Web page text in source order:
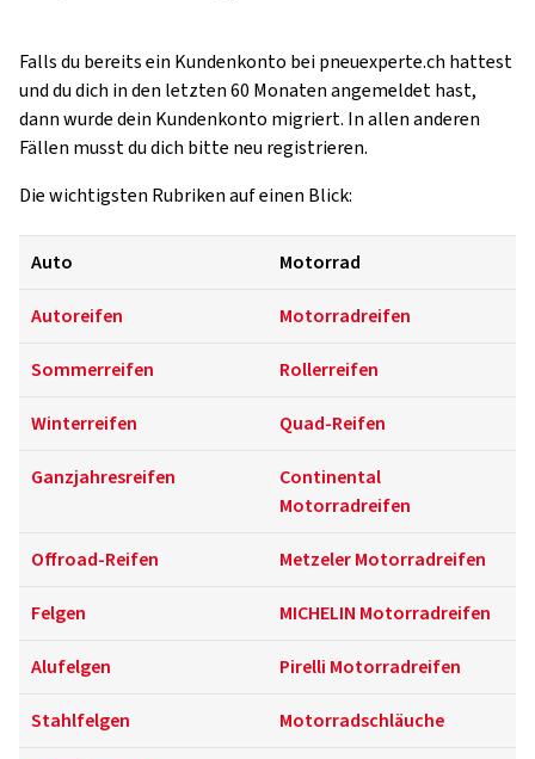
Falls du bereits ein Kundenkonto bei pneuexperte.ch hattest
und du dich in den letzten 60 Monaten angemeldet hast,
dann wurde dein Kundenkonto migriert. In allen anderen
Fällen musst du dich bitte neu registrieren.
Die wichtigsten Rubriken auf einen Blick:
Auto Motorrad
Autoreifen Motorradreifen
Sommerreifen Rollerreifen
Winterreifen Quad-Reifen
Ganzjahresreifen
Continental
Motorradreifen
Offroad-Reifen Metzeler Motorradreifen
Felgen MICHELIN Motorradreifen
Alufelgen Pirelli Motorradreifen
Stahlfelgen Motorradschläuche